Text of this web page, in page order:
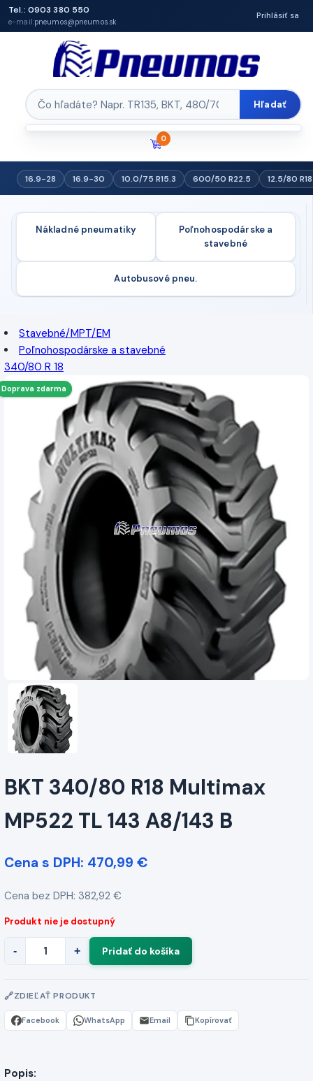
Tel.: 0903 380 550
e-mail:pneumos@pneumos.sk
Prihlásiť sa
Hľadať
0
16.9-28 16.9-30 10.0/75 R15.3 600/50 R22.5 12.5/80 R18
Nákladné pneumatiky
Poľnohospodárske a
stavebné
Autobusové pneu.
Stavebné/MPT/EM
Poľnohospodárske a stavebné
340/80 R 18
Doprava zdarma
BKT 340/80 R18 Multimax
MP522 TL 143 A8/143 B
Cena s DPH: 470,99 €
Cena bez DPH: 382,92 €
Produkt nie je dostupný
- +
ZDIEĽAŤ PRODUKT
Facebook WhatsApp Email Kopírovať
Popis: